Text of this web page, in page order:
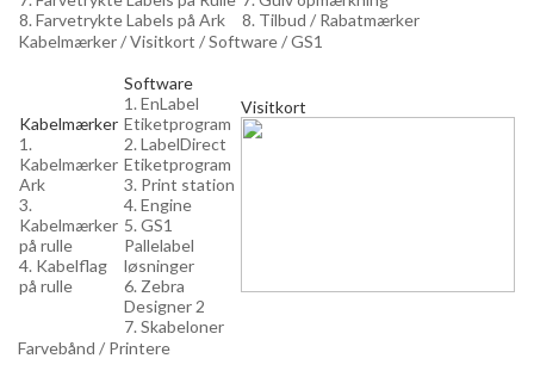
8. Farvetrykte Labels på Ark
8. Tilbud / Rabatmærker
Kabelmærker / Visitkort / Software / GS1
Kabelmærker
1.
Kabelmærker
Ark
3.
Kabelmærker
på rulle
4. Kabelflag
på rulle
Software
1. EnLabel
Etiketprogram
2. LabelDirect
Etiketprogram
3. Print station
4. Engine
5. GS1
Pallelabel
løsninger
6. Zebra
Designer 2
7. Skabeloner
Visitkort
Farvebånd / Printere